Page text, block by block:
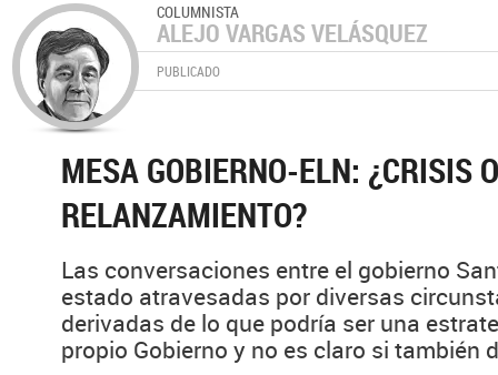
COLUMNISTA
ALEJO VARGAS VELÁSQUEZ
PUBLICADO
MESA GOBIERNO-ELN: ¿CRISIS O
RELANZAMIENTO?
Las conversaciones entre el gobierno
estado atravesadas por diversas
derivadas de lo que podría ser una
propio Gobierno y no es claro si también